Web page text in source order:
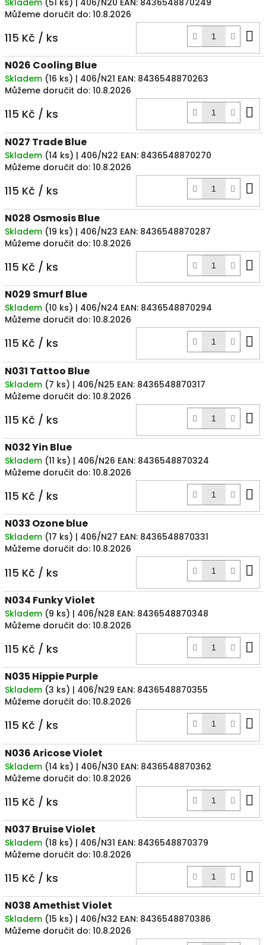
Můžeme doručit do: 10.8.2026
115 Kč / ks
N026 Cooling Blue
Skladem (16 ks) | 406/N21 EAN: 8436548870263
Můžeme doručit do: 10.8.2026
115 Kč / ks
N027 Trade Blue
Skladem (14 ks) | 406/N22 EAN: 8436548870270
Můžeme doručit do: 10.8.2026
115 Kč / ks
N028 Osmosis Blue
Skladem (19 ks) | 406/N23 EAN: 8436548870287
Můžeme doručit do: 10.8.2026
115 Kč / ks
N029 Smurf Blue
Skladem (10 ks) | 406/N24 EAN: 8436548870294
Můžeme doručit do: 10.8.2026
115 Kč / ks
N031 Tattoo Blue
Skladem (7 ks) | 406/N25 EAN: 8436548870317
Můžeme doručit do: 10.8.2026
115 Kč / ks
N032 Yin Blue
Skladem (11 ks) | 406/N26 EAN: 8436548870324
Můžeme doručit do: 10.8.2026
115 Kč / ks
N033 Ozone blue
Skladem (17 ks) | 406/N27 EAN: 8436548870331
Můžeme doručit do: 10.8.2026
115 Kč / ks
N034 Funky Violet
Skladem (9 ks) | 406/N28 EAN: 8436548870348
Můžeme doručit do: 10.8.2026
115 Kč / ks
N035 Hippie Purple
Skladem (3 ks) | 406/N29 EAN: 8436548870355
Můžeme doručit do: 10.8.2026
115 Kč / ks
N036 Aricose Violet
Skladem (14 ks) | 406/N30 EAN: 8436548870362
Můžeme doručit do: 10.8.2026
115 Kč / ks
N037 Bruise Violet
Skladem (18 ks) | 406/N31 EAN: 8436548870379
Můžeme doručit do: 10.8.2026
115 Kč / ks
N038 Amethist Violet
Skladem (15 ks) | 406/N32 EAN: 8436548870386
Můžeme doručit do: 10.8.2026